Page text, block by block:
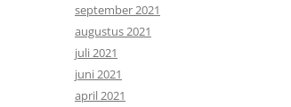
september 2021
augustus 2021
juli 2021
juni 2021
april 2021